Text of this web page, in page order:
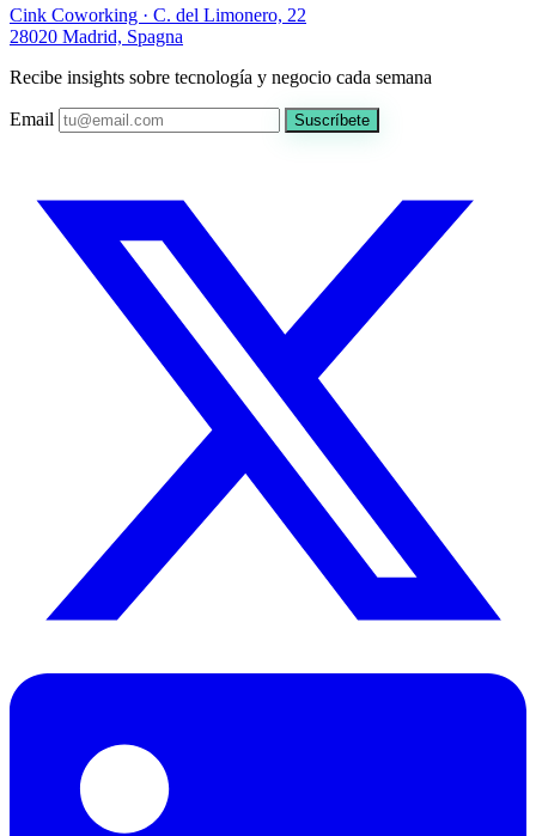
Cink Coworking · C. del Limonero, 22
28020 Madrid, Spagna
Recibe insights sobre tecnología y negocio cada semana
Email Suscríbete